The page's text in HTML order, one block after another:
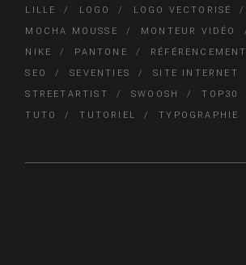
LILLE
LOGO
LOGO VECTORISÉ
MOCHA MOUSSE
MONTEUR VIDÉO
NIKE
PANTONE RÉFÉRENCEMENT
SEO
SEVENTIES
SITE INTERNET
STREETARTIST
SWOOSH TOP30
TUTO
TUTORIEL TYPOGRAPHIE